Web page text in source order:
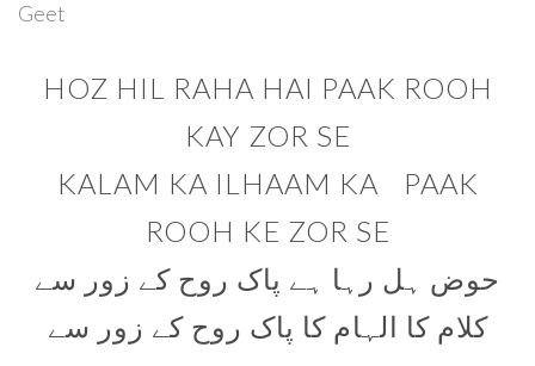
Geet
HOZ HIL RAHA HAI PAAK ROOH
KAY ZOR SE
KALAM KA ILHAAM KA PAAK
ROOH KE ZOR SE
حوض ہل رہا ہے پاک روح کے زور سے
کلام کا الہام کا پاک روح کے زور سے